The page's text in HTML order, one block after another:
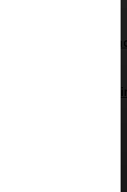
riuscito al